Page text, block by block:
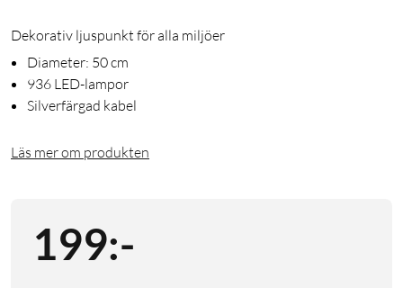
Dekorativ ljuspunkt för alla miljöer
Diameter: 50 cm
936 LED-lampor
Silverfärgad kabel
Läs mer om produkten
199:-